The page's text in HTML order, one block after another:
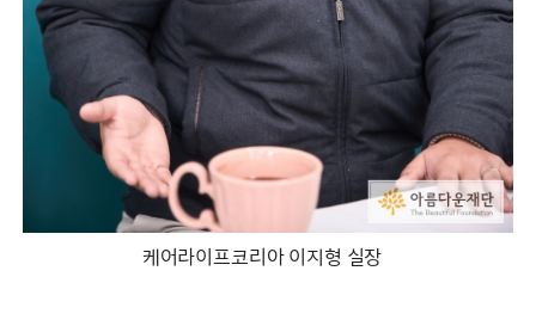
케어라이프코리아 이지형 실장